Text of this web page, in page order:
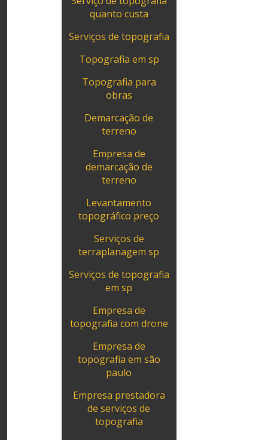
quanto custa
Serviços de topografia
Topografia em sp
Topografia para
obras
Demarcação de
terreno
Empresa de
demarcação de
terreno
Levantamento
topográfico preço
Serviços de
terraplanagem sp
Serviços de topografia
em sp
Empresa de
topografia com drone
Empresa de
topografia em são
paulo
Empresa prestadora
de serviços de
topografia